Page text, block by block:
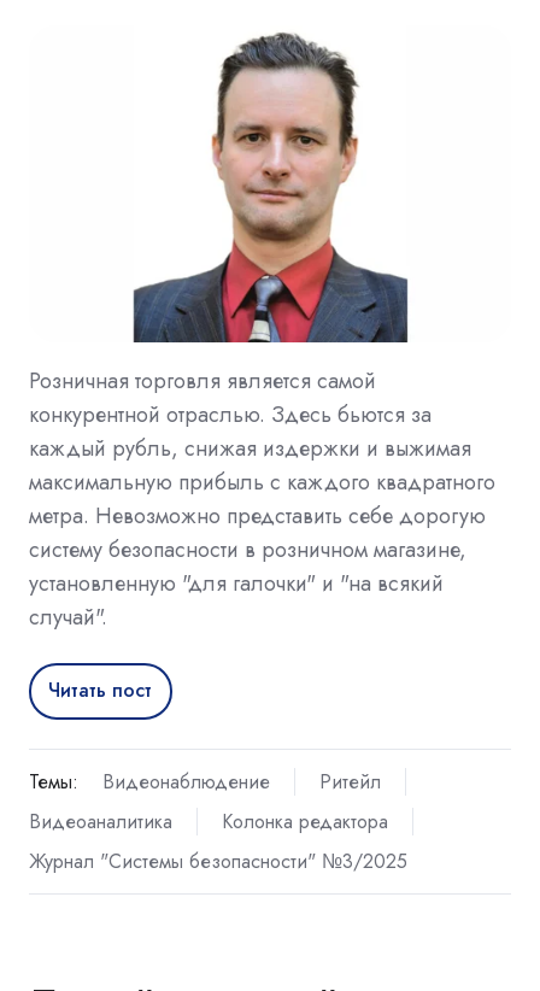
Розничная торговля является самой
конкурентной отраслью. Здесь бьются за
каждый рубль, снижая издержки и выжимая
максимальную прибыль с каждого квадратного
метра. Невозможно представить себе дорогую
систему безопасности в розничном магазине,
установленную "для галочки" и "на всякий
случай".
Читать пост
Темы: Видеонаблюдение
Ритейл
Видеоаналитика
Колонка редактора
Журнал "Системы безопасности" №3/2025